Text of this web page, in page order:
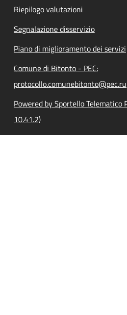
Riepilogo valutazioni
Segnalazione disservizio
Piano di miglioramento dei servizi
Comune di Bitonto - PEC:
Powered by Sportello Telematico
10.41.2)